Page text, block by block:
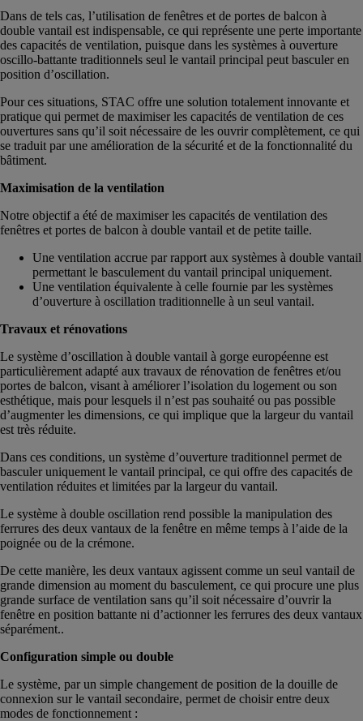
Dans de tels cas, l’utilisation de fenêtres et de portes de balcon à
double vantail est indispensable, ce qui représente une perte importante
des capacités de ventilation, puisque dans les systèmes à ouverture
oscillo-battante traditionnels seul le vantail principal peut basculer en
position d’oscillation.
Pour ces situations, STAC offre une solution totalement innovante et
pratique qui permet de maximiser les capacités de ventilation de ces
ouvertures sans qu’il soit nécessaire de les ouvrir complètement, ce qui
se traduit par une amélioration de la sécurité et de la fonctionnalité du
bâtiment.
Maximisation de la ventilation
Notre objectif a été de maximiser les capacités de ventilation des
fenêtres et portes de balcon à double vantail et de petite taille.
Une ventilation accrue par rapport aux systèmes à double vantail
permettant le basculement du vantail principal uniquement.
Une ventilation équivalente à celle fournie par les systèmes
d’ouverture à oscillation traditionnelle à un seul vantail.
Travaux et rénovations
Le système d’oscillation à double vantail à gorge européenne est
particulièrement adapté aux travaux de rénovation de fenêtres et/ou
portes de balcon, visant à améliorer l’isolation du logement ou son
esthétique, mais pour lesquels il n’est pas souhaité ou pas possible
d’augmenter les dimensions, ce qui implique que la largeur du vantail
est très réduite.
Dans ces conditions, un système d’ouverture traditionnel permet de
basculer uniquement le vantail principal, ce qui offre des capacités de
ventilation réduites et limitées par la largeur du vantail.
Le système à double oscillation rend possible la manipulation des
ferrures des deux vantaux de la fenêtre en même temps à l’aide de la
poignée ou de la crémone.
De cette manière, les deux vantaux agissent comme un seul vantail de
grande dimension au moment du basculement, ce qui procure une plus
grande surface de ventilation sans qu’il soit nécessaire d’ouvrir la
fenêtre en position battante ni d’actionner les ferrures des deux vantaux
séparément..
Configuration simple ou double
Le système, par un simple changement de position de la douille de
connexion sur le vantail secondaire, permet de choisir entre deux
modes de fonctionnement :